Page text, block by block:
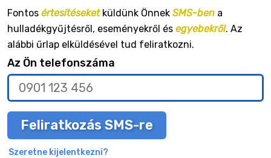
Fontos értesítéseketküldünk Önnek SMS-ben a
hulladékgyűjtésről, eseményekről és egyebekről. Az
alábbi űrlap elküldésével tud feliratkozni.
Az Ön telefonszáma
Feliratkozás SMS-re
Szeretne kijelentkezni?